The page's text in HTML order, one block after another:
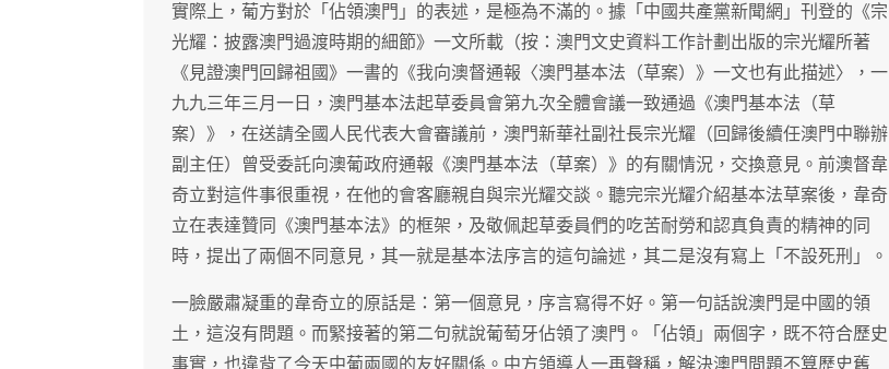
實際上，葡方對於「佔領澳門」的表述，是極為不滿的。據「中國共產黨新聞網」刊登的《宗
光耀：披露澳門過渡時期的細節》一文所載（按：澳門文史資料工作計劃出版的宗光耀所著
《見證澳門回歸祖國》一書的《我向澳督通報〈澳門基本法（草案）》一文也有此描述〉，一
九九三年三月一日，澳門基本法起草委員會第九次全體會議一致通過《澳門基本法（草
案）》，在送請全國人民代表大會審議前，澳門新華社副社長宗光耀（回歸後續任澳門中聯辦
副主任）曾受委託向澳葡政府通報《澳門基本法（草案）》的有關情況，交換意見。前澳督韋
奇立對這件事很重視，在他的會客廳親自與宗光耀交談。聽完宗光耀介紹基本法草案後，韋奇
立在表達贊同《澳門基本法》的框架，及敬佩起草委員們的吃苦耐勞和認真負責的精神的同
時，提出了兩個不同意見，其一就是基本法序言的這句論述，其二是沒有寫上「不設死刑」。
一臉嚴肅凝重的韋奇立的原話是：第一個意見，序言寫得不好。第一句話說澳門是中國的領
土，這沒有問題。而緊接著的第二句就說葡萄牙佔領了澳門。「佔領」兩個字，既不符合歷史
事實，也違背了今天中葡兩國的友好關係。中方領導人一再聲稱，解決澳門問題不算歷史舊